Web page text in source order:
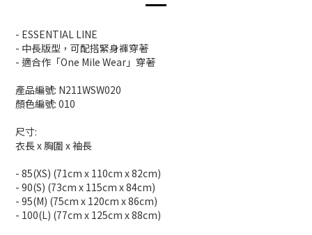
- ESSENTIAL LINE
- 中長版型，可配搭緊身褲穿著
- 適合作「One Mile Wear」穿著
產品編號: N211WSW020
顏色編號: 010
尺寸:
衣長 x 胸圍 x 袖長
- 85(XS) (71cm x 110cm x 82cm)
- 90(S) (73cm x 115cm x 84cm)
- 95(M) (75cm x 120cm x 86cm)
- 100(L) (77cm x 125cm x 88cm)